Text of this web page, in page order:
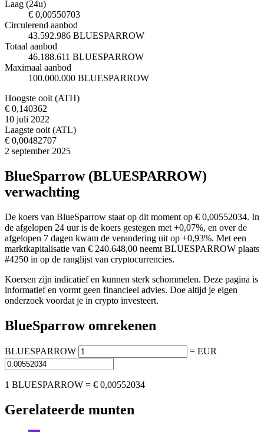
Laag (24u)
€ 0,00550703
Circulerend aanbod
43.592.986 BLUESPARROW
Totaal aanbod
46.188.611 BLUESPARROW
Maximaal aanbod
100.000.000 BLUESPARROW
Hoogste ooit (ATH)
€ 0,140362
10 juli 2022
Laagste ooit (ATL)
€ 0,00482707
2 september 2025
BlueSparrow (BLUESPARROW)
verwachting
De koers van BlueSparrow staat op dit moment op € 0,00552034. In
de afgelopen 24 uur is de koers gestegen met +0,07%, en over de
afgelopen 7 dagen kwam de verandering uit op +0,93%. Met een
marktkapitalisatie van € 240.648,00 neemt BLUESPARROW plaats
#4250 in op de ranglijst van cryptocurrencies.
Koersen zijn indicatief en kunnen sterk schommelen. Deze pagina is
informatief en vormt geen financieel advies. Doe altijd je eigen
onderzoek voordat je in crypto investeert.
BlueSparrow omrekenen
BLUESPARROW = EUR
1 BLUESPARROW = € 0,00552034
Gerelateerde munten